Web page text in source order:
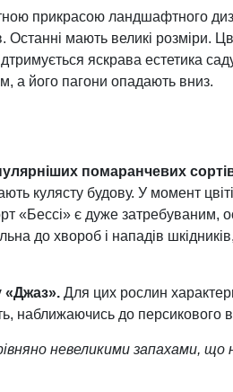
прикрасою ландшафтного
Останні мають великі розміри.
яскрава естетика
а його пагони опадають вниз.
помаранчевих
кулясту будову. У момент
«Бессі» є дуже затребуваним,
до хвороб і нападів
«Джаз». Для цих рослин
наближаючись до персикового
невеликими запахами, що